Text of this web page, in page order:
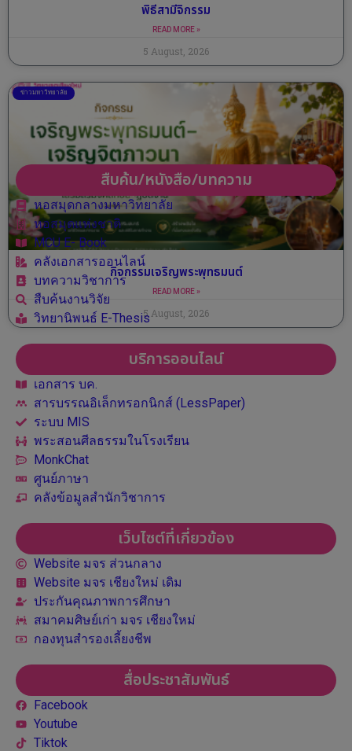
พิธีสามีจิกรรม
READ MORE »
5 August, 2026
ข่าวมหาวิทยาลัย
กิจกรรมเจริญพระพุทธมนต์
READ MORE »
5 August, 2026
สืบค้น/หนังสือ/บทความ
หอสมุดกลางมหาวิทยาลัย
หอสมุดแห่งชาติ
MCU E- Book
คลังเอกสารออนไลน์
บทความวิชาการ
สืบค้นงานวิจัย
วิทยานิพนธ์ E-Thesis
บริการออนไลน์
เอกสาร บค.
สารบรรณอิเล็กทรอกนิกส์ (LessPaper)
ระบบ MIS
พระสอนศีลธรรมในโรงเรียน
MonkChat
ศูนย์ภาษา
คลังข้อมูลสำนักวิชาการ
เว็บไซต์ที่เกี่ยวข้อง
Website มจร ส่วนกลาง
Website มจร เชียงใหม่ เดิม
ประกันคุณภาพการศึกษา
สมาคมศิษย์เก่า มจร เชียงใหม่
กองทุนสำรองเลี้ยงชีพ
สื่อประชาสัมพันธ์
Facebook
Youtube
Tiktok